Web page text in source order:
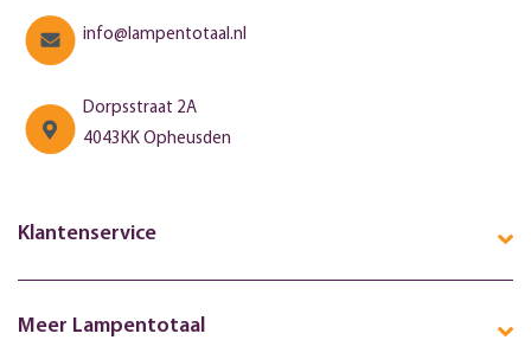
info@lampentotaal.nl
Dorpsstraat 2A
4043KK Opheusden
Klantenservice
Meer Lampentotaal